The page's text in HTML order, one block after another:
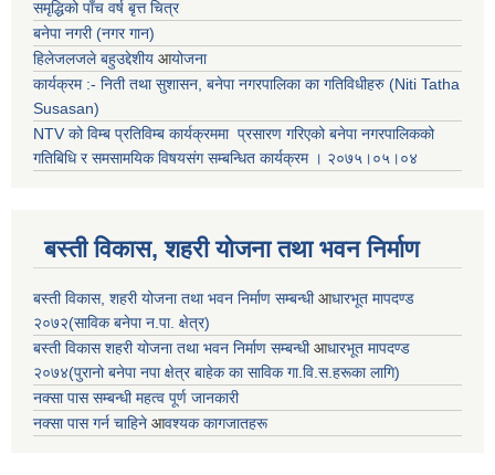
समृद्धिको पाँच वर्ष बृत्त चित्र
बनेपा नगरी (नगर गान)
हिलेजलजले बहुउद्देशीय आयोजना
कार्यक्रम :- निती तथा सुशासन, बनेपा नगरपालिका का गतिविधीहरु (Niti Tatha
Susasan)
NTV को विम्ब प्रतिविम्ब कार्यक्रममा प्रसारण गरिएकोबनेपा नगरपालिकको
गतिबिधि र समसामयिक विषयसंग सम्बन्धित कार्यक्रम । २०७५।०५।०४
बस्ती विकास, शहरी योजना तथा भवन निर्माण
बस्ती विकास, शहरी योजना तथा भवन निर्माण सम्बन्धीआधारभूत मापदण्ड
२०७२(साविक बनेपा न.पा. क्षेत्र)
बस्ती विकास शहरी योजना तथा भवन निर्माण सम्बन्धीआधारभूत मापदण्ड
२०७४(पुरानो बनेपा नपा क्षेत्र बाहेक का साविक गा.वि.स.हरूका लागि)
नक्सा पास सम्बन्धी महत्व पूर्ण जानकारी
नक्सा पास गर्न चाहिने आवश्यक कागजातहरू